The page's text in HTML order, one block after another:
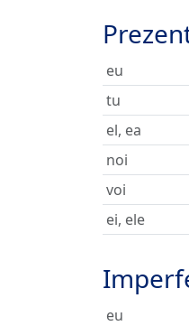
eu
tu
el, ea
noi
voi
ei, ele
eu